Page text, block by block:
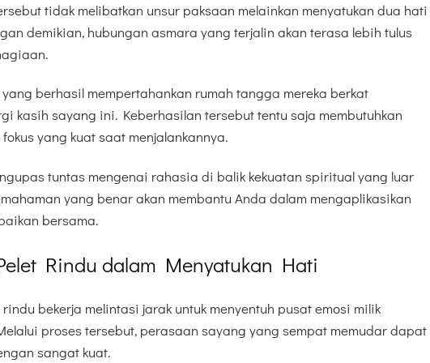
tidak melibatkan unsur paksaan melainkan menyatukan dua hati
demikian, hubungan asmara yang terjalin akan terasa lebih tulus
berhasil mempertahankan rumah tangga mereka berkat
kasih sayang ini. Keberhasilan tersebut tentu saja membutuhkan
yang kuat saat menjalankannya.
tuntas mengenai rahasia di balik kekuatan spiritual yang luar
yang benar akan membantu Anda dalam mengaplikasikan
bersama.
Rindu dalam Menyatukan Hati
bekerja melintasi jarak untuk menyentuh pusat emosi milik
proses tersebut, perasaan sayang yang sempat memudar dapat
sangat kuat.